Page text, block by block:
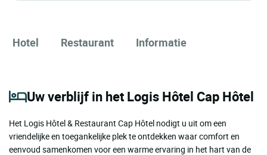
Hotel Restaurant Informatie
Uw verblijf in het Logis Hôtel Cap Hôtel
Het Logis Hôtel & Restaurant Cap Hôtel nodigt u uit om een ​​
vriendelijke en toegankelijke plek te ontdekken waar comfort en
eenvoud samenkomen voor een warme ervaring in het hart van de